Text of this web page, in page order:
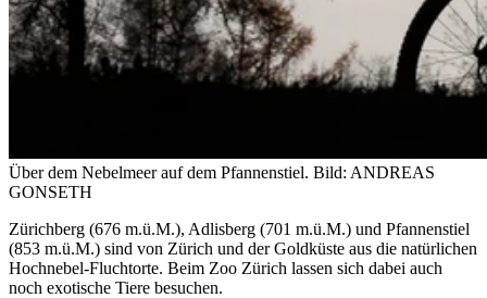
Über dem Nebelmeer auf dem Pfannenstiel. Bild: ANDREAS
GONSETH
Zürichberg (676 m.ü.M.), Adlisberg (701 m.ü.M.) und Pfannenstiel
(853 m.ü.M.) sind von Zürich und der Goldküste aus die natürlichen
Hochnebel-Fluchtorte. Beim Zoo Zürich lassen sich dabei auch
noch exotische Tiere besuchen.